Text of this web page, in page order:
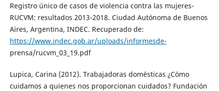
Registro único de casos de violencia contra las mujeres-
RUCVM: resultados 2013-2018. Ciudad Autónoma de Buenos
Aires, Argentina, INDEC. Recuperado de:
https://www.indec.gob.ar/uploads/informesde-
prensa/rucvm_03_19.pdf
Lupica, Carina (2012). Trabajadoras domésticas ¿Cómo
cuidamos a quienes nos proporcionan cuidados? Fundación